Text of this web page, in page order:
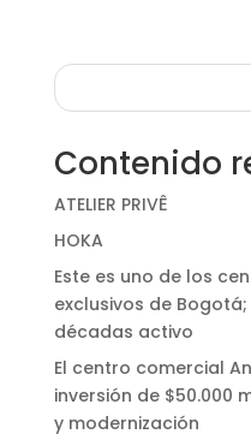
Contenido
ATELIER PRIVÊ
HOKA
Este es uno de los
exclusivos de
décadas activo
El centro comercial
inversión de $50.000
y modernización